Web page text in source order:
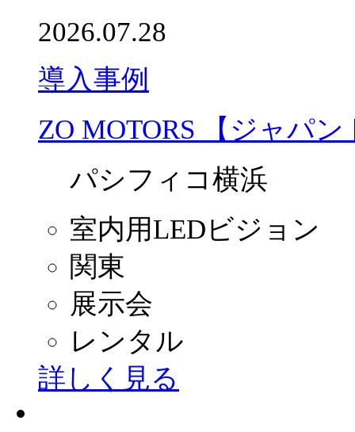
2026.07.28
導入事例
ZO MOTORS 【ジャパ
パシフィコ横浜
室内用LEDビジョン
関東
展示会
レンタル
詳しく見る